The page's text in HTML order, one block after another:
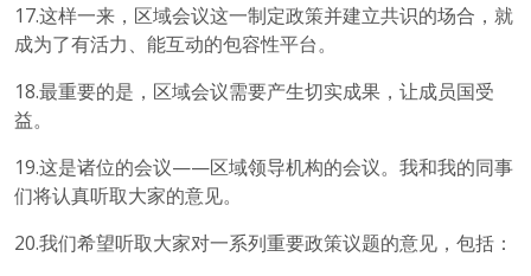
17.这样一来，区域会议这一制定政策并建立共识的场合，就
成为了有活力、能互动的包容性平台。
18.最重要的是，区域会议需要产生切实成果，让成员国受
益。
19.这是诸位的会议——区域领导机构的会议。我和我的同事
们将认真听取大家的意见。
20.我们希望听取大家对一系列重要政策议题的意见，包括：